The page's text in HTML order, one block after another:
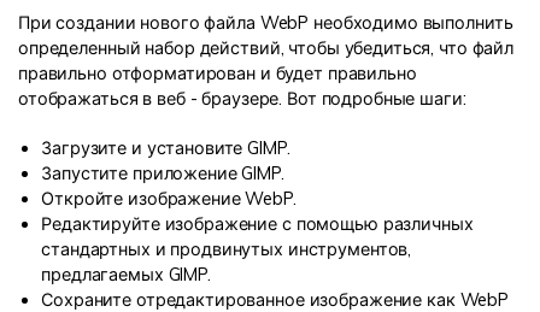
При создании нового файла WebP необходимо выполнить
определенный набор действий, чтобы убедиться, что файл
правильно отформатирован и будет правильно
отображаться в веб - браузере. Вот подробные шаги:
Загрузите и установите GIMP.
Запустите приложение GIMP.
Откройте изображение WebP.
Редактируйте изображение с помощью различных
стандартных и продвинутых инструментов,
предлагаемых GIMP.
Сохраните отредактированное изображение как WebP